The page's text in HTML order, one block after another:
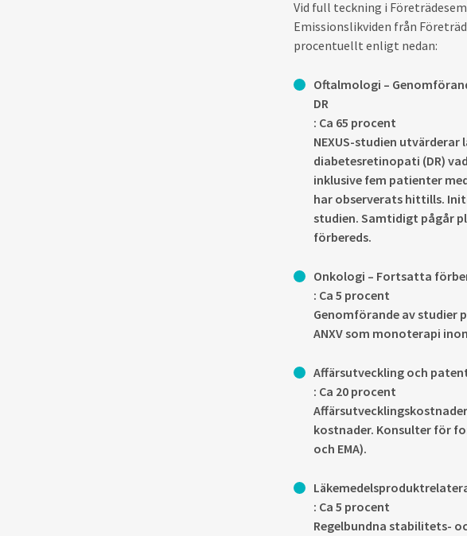
Vid full teckning i
Emissionslikviden från
procentuellt enligt nedan:
Oftalmologi –
DR
: Ca 65 procent
NEXUS-studien
diabetesretinopati (DR)
inklusive fem patienter
har observerats hittills.
studien. Samtidigt pågår
förbereds.
Onkologi – Fortsatta
: Ca 5 procent
Genomförande av
ANXV som monoterapi
Affärsutveckling och
: Ca 20 procent
kostnader. Konsulter för
och EMA).
: Ca 5 procent
Regelbundna stabilitets-